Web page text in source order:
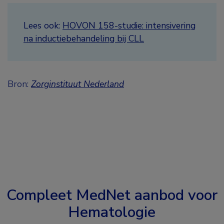
Lees ook: HOVON 158-studie: intensivering
na inductiebehandeling bij CLL
Bron: Zorginstituut Nederland
Compleet MedNet aanbod voor
Hematologie